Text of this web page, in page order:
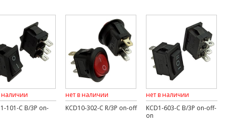
наличии
101-C B/3P on-
нет в наличии
KCD10-302-C R/3P on-off
нет в наличии
KCD1-603-C B/3P on-off-
on